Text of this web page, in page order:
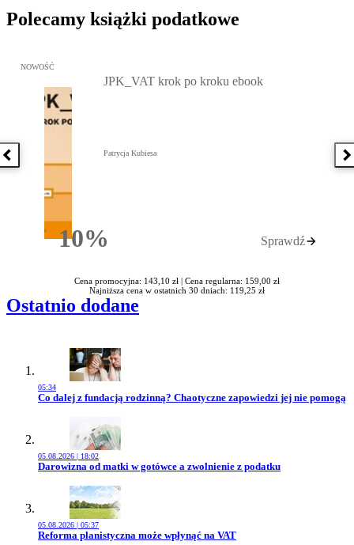
Polecamy książki podatkowe
Poprzednia książka
Przejdź do: JPK_VAT krok po kroku ebook, Patrycja Kubiesa -
NOWOŚĆ
10%Rabatu
JPK_VAT krok po kroku ebook
Patrycja Kubiesa
Sprawdź
Cena promocyjna: 143,10 zł | Cena regularna: 159,00 zł
Najniższa cena w ostatnich 30 dniach: 119,25 zł
Ostatnio dodane
05:34
Przejdź do artykułu:
Co dalej z fundacją rodzinną? Chaotyczne zapowiedzi jej nie pomogą
05.08.2026 | 18:02
Przejdź do artykułu:
Darowizna od matki w gotówce a zwolnienie z podatku
05.08.2026 | 05:37
Przejdź do artykułu:
Reforma planistyczna może wpłynąć na VAT